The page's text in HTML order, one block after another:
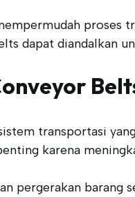
proses
dapat diandalkan
transportasi
karena
pergerakan barang